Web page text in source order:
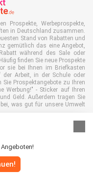
Prospekte, Werbeprospekte,
in Deutschland zusammen.
Stand von Rabatten und
gemütlich das eine Angebot,
während des Sale oder
finden Sie neue Prospekte
sie bei Ihnen im Briefkasten
Arbeit, in der Schule oder
Prospektangebote zu Ihren
Werbung!" - Sticker auf Ihren
Geld. Außerdem tragen Sie
was gut für unsere Umwelt
2026 |